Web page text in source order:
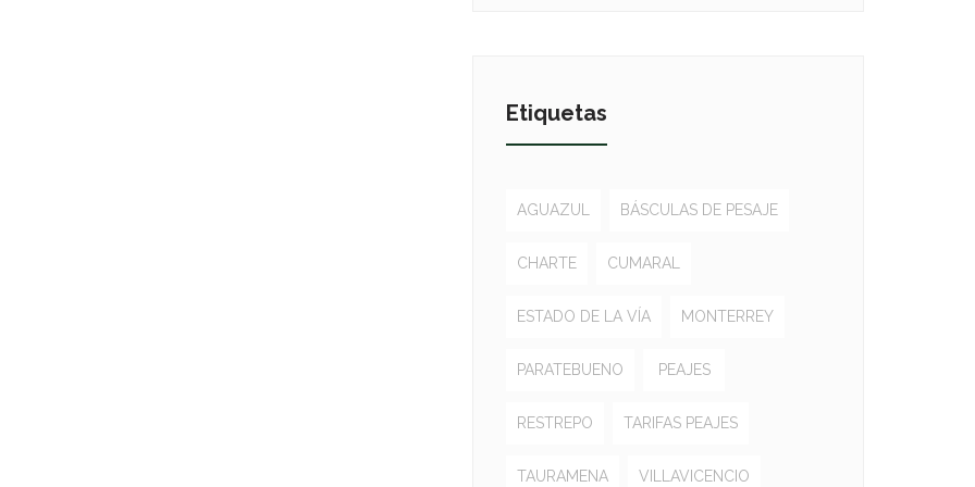
Etiquetas
AGUAZUL BÁSCULAS DE PESAJE
CHARTE CUMARAL
ESTADO DE LA VÍA MONTERREY
PARATEBUENO PEAJES
RESTREPO TARIFAS PEAJES
TAURAMENA VILLAVICENCIO